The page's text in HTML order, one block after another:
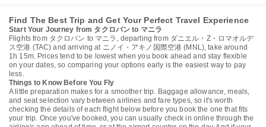
Find The Best Trip and Get Your Perfect Travel Experience
Start Your Journey from タクロバン to マニラ
Flights from タクロバン to マニラ, departing from ダニエル・Z・ロマオルデ
ス空港 (TAC) and arriving at ニノイ・アキノ国際空港 (MNL), take around
1h 15m. Prices tend to be lowest when you book ahead and stay flexible
on your dates, so comparing your options early is the easiest way to pay
less.
Things to Know Before You Fly
A little preparation makes for a smoother trip. Baggage allowance, meals,
and seat selection vary between airlines and fare types, so it's worth
checking the details of each flight below before you book the one that fits
your trip. Once you've booked, you can usually check in online through the